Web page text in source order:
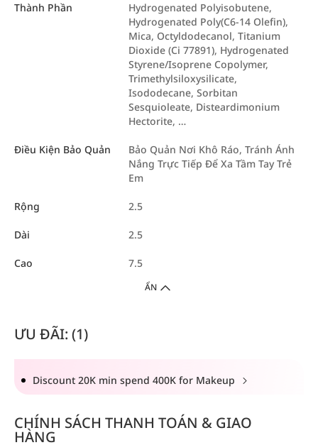
Thành Phần
Hydrogenated Polyisobutene,
Hydrogenated Poly(C6-14 Olefin),
Mica, Octyldodecanol, Titanium
Dioxide (Ci 77891), Hydrogenated
Styrene/Isoprene Copolymer,
Trimethylsiloxysilicate,
Isododecane, Sorbitan
Sesquioleate, Disteardimonium
Hectorite, …
Điều Kiện Bảo Quản
Bảo Quản Nơi Khô Ráo, Tránh Ánh
Nắng Trực Tiếp Để Xa Tầm Tay Trẻ
Em
Rộng 2.5
Dài 2.5
Cao 7.5
ẨN
ƯU ĐÃI: (1)
Discount 20K min spend 400K for Makeup
CHÍNH SÁCH THANH TOÁN & GIAO
HÀNG